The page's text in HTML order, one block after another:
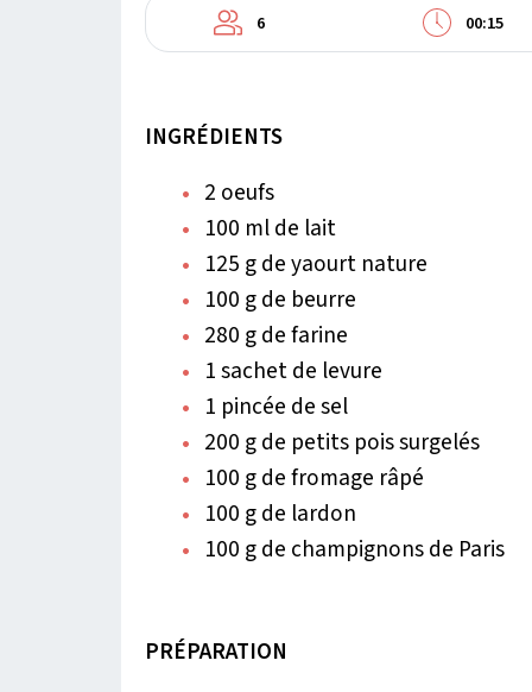
6 00:15
INGRÉDIENTS
2 oeufs
100 ml de lait
125 g de yaourt nature
100 g de beurre
280 g de farine
1 sachet de levure
1 pincée de sel
200 g de petits pois surgelés
100 g de fromage râpé
100 g de lardon
100 g de champignons de Paris
PRÉPARATION